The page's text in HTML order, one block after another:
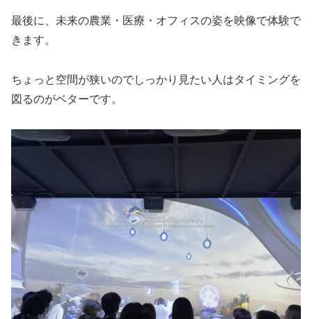
最後に、未来の農業・医療・オフィスの姿を映像で体験で
きます。
ちょっと空間が狭いのでしっかり見たい人はタイミングを
図るのがベターです。